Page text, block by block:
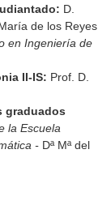
D.
de los Reyes
en Ingeniería de
II-IS: Prof. D.
graduados
la Escuela
- Dª Mª del